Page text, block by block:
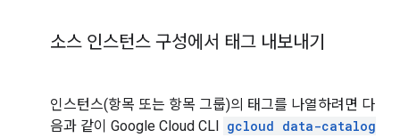
소스 인스턴스 구성에서 태그 내보내기
인스턴스(항목 또는 항목 그룹)의 태그를 나열하려면 다
음과 같이 Google Cloud CLI gcloud data-catalog